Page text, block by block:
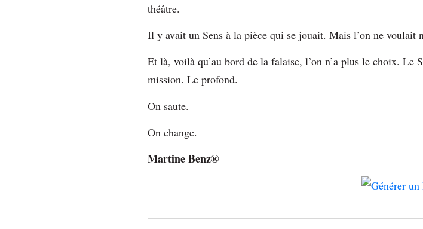
théâtre.
Il y avait un Sens à la pièce qui se jouait. Mais l’on ne voulait
Et là, voilà qu’au bord de la falaise, l’on n’a plus le choix. Le
mission. Le profond.
On saute.
On change.
Martine Benz®